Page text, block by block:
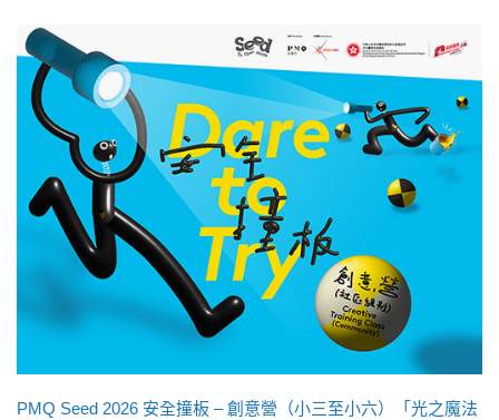
PMQ Seed 2026 安全撞板 – 創意營（小三至小六）「光之魔法